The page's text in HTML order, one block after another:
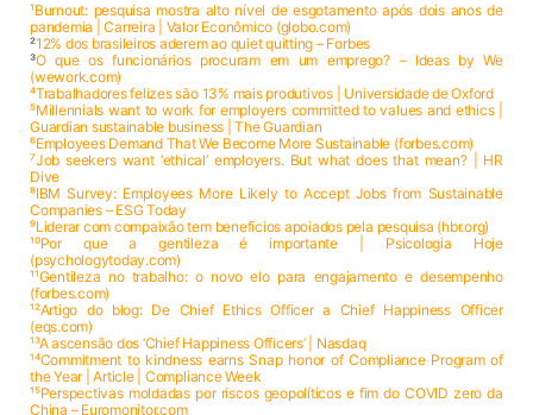
¹Burnout: pesquisa mostra alto nível de esgotamento após dois anos de
pandemia | Carreira | Valor Econômico (globo.com)
²12% dos brasileiros aderem ao quiet quitting – Forbes
³O que os funcionários procuram em um emprego? – Ideas by We
(wework.com)
⁴Trabalhadores felizes são 13% mais produtivos | Universidade de Oxford
⁵Millennials want to work for employers committed to values and ethics |
Guardian sustainable business | The Guardian
⁶Employees Demand That We Become More Sustainable (forbes.com)
⁷Job seekers want ‘ethical’ employers. But what does that mean? | HR
Dive
⁸IBM Survey: Employees More Likely to Accept Jobs from Sustainable
Companies – ESG Today
⁹Liderar com compaixão tem benefícios apoiados pela pesquisa (hbr.org)
¹⁰Por que a gentileza é importante | Psicologia Hoje
(psychologytoday.com)
¹¹Gentileza no trabalho: o novo elo para engajamento e desempenho
(forbes.com)
¹²Artigo do blog: De Chief Ethics Officer a Chief Happiness Officer
(eqs.com)
¹³A ascensão dos ‘Chief Happiness Officers’ | Nasdaq
¹⁴Commitment to kindness earns Snap honor of Compliance Program of
the Year | Article | Compliance Week
¹⁵Perspectivas moldadas por riscos geopolíticos e fim do COVID zero da
China – Euromonitor.com